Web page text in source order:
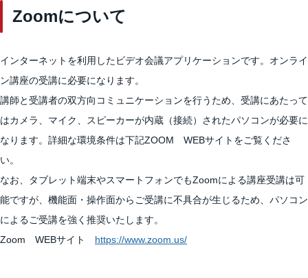
Zoomについて
インターネットを利用したビデオ会議アプリケーションです。オンライ
ン講座の受講に必要になります。
講師と受講者の双方向コミュニケーションを行うため、受講にあたって
はカメラ、マイク、スピーカーが内蔵（接続）されたパソコンが必要に
なります。詳細な環境条件は下記ZOOM WEBサイトをご覧くださ
い。
なお、タブレット端末やスマートフォンでもZoomによる講座受講は可
能ですが、機能面・操作面からご受講に不具合が生じるため、パソコン
によるご受講を強く推奨いたします。
Zoom WEBサイト https://www.zoom.us/